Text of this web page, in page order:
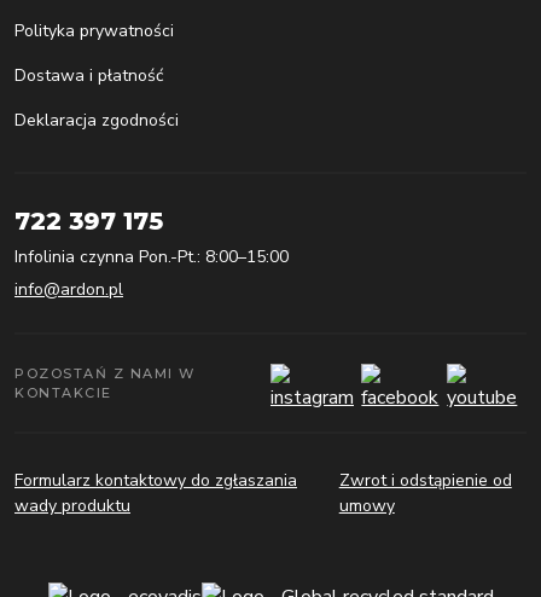
Polityka prywatności
Dostawa i płatność
Deklaracja zgodności
722 397 175
Infolinia czynna Pon.-Pt.: 8:00–15:00
info@ardon.pl
POZOSTAŃ Z NAMI W
KONTAKCIE
Formularz kontaktowy do zgłaszania
wady produktu
Zwrot i odstąpienie od
umowy